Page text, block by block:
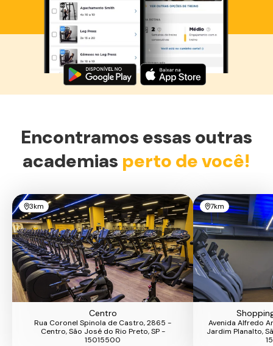
Baixe agora o Smart Fit App
Encontramos essas outras
academias perto de você!
3km
Centro
Rua Coronel Spinola de Castro, 2865 -
Centro, São José do Rio Preto, SP -
15015500
7km
Avenida Alfredo
Jardim Planalto,